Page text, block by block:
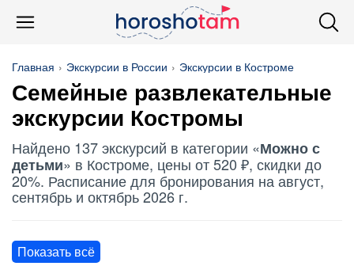
Главная Экскурсии в России Экскурсии в Костроме
Семейные развлекательные
экскурсии Костромы
Найдено 137 экскурсий в категории «Можно с
детьми» в Костроме, цены от 520 ₽, скидки до
20%. Расписание для бронирования на август,
сентябрь и октябрь 2026 г.
Показать всё